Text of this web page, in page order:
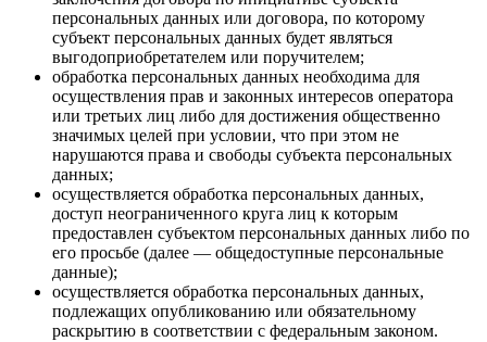
персональных данных или договора, по которому
субъект персональных данных будет являться
выгодоприобретателем или поручителем;
обработка персональных данных необходима для
осуществления прав и законных интересов оператора
или третьих лиц либо для достижения общественно
значимых целей при условии, что при этом не
нарушаются права и свободы субъекта персональных
данных;
осуществляется обработка персональных данных,
доступ неограниченного круга лиц к которым
предоставлен субъектом персональных данных либо по
его просьбе (далее — общедоступные персональные
данные);
осуществляется обработка персональных данных,
подлежащих опубликованию или обязательному
раскрытию в соответствии с федеральным законом.